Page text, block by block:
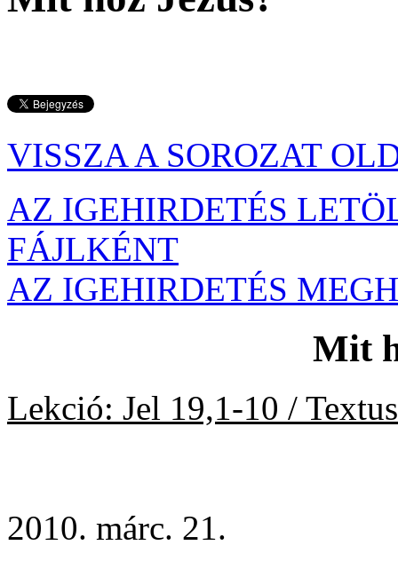
VISSZA A SOROZAT
AZ IGEHIRDETÉS
FÁJLKÉNT
AZ IGEHIRDETÉS
Mit
Lekció: Jel 19,1-10 /
2010. márc. 21.